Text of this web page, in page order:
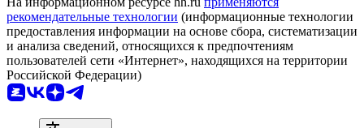
рекомендательные технологии (информационные технологии
предоставления информации на основе сбора, систематизации
и анализа сведений, относящихся к предпочтениям
пользователей сети «Интернет», находящихся на территории
Российской Федерации)